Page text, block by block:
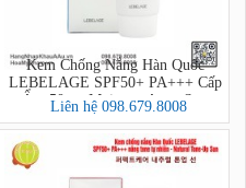
Kem Chống Nắng Hàn Quốc
LEBELAGE SPF50+ PA+++ Cấp
Ẩm 50g – Moisture Aqua Sun
Liên hệ 098.679.8008